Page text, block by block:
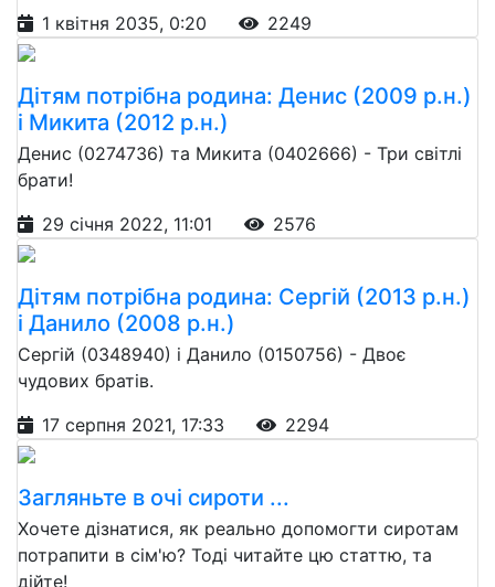
1 квітня 2035, 0:20
2249
Дітям потрібна родина: Денис (2009 р.н.)
і Микита (2012 р.н.)
Денис (0274736) та Микита (0402666) - Три світлі
брати!
29 січня 2022, 11:01
2576
Дітям потрібна родина: Сергій (2013 р.н.)
і Данило (2008 р.н.)
Сергій (0348940) і Данило (0150756) - Двоє
чудових братів.
17 серпня 2021, 17:33
2294
Загляньте в очі сироти ...
Хочете дізнатися, як реально допомогти сиротам
потрапити в сім'ю? Тоді читайте цю статтю, та
дійте!